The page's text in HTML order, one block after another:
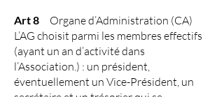
Art 8 Organe d’Administration (CA)
L’AG choisit parmi les membres effectifs
(ayant un an d’activité dans
l’Association.) : un président,
éventuellement un Vice-Président, un